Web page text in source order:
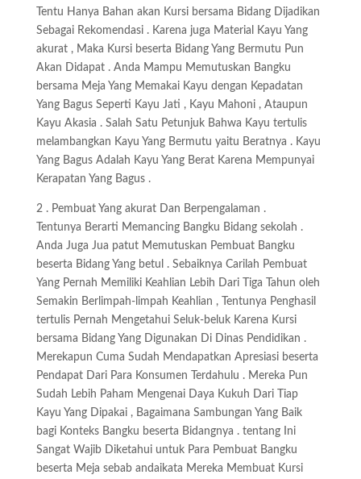
Tentu Hanya Bahan akan Kursi bersama Bidang Dijadikan
Sebagai Rekomendasi . Karena juga Material Kayu Yang
akurat , Maka Kursi beserta Bidang Yang Bermutu Pun
Akan Didapat . Anda Mampu Memutuskan Bangku
bersama Meja Yang Memakai Kayu dengan Kepadatan
Yang Bagus Seperti Kayu Jati , Kayu Mahoni , Ataupun
Kayu Akasia . Salah Satu Petunjuk Bahwa Kayu tertulis
melambangkan Kayu Yang Bermutu yaitu Beratnya . Kayu
Yang Bagus Adalah Kayu Yang Berat Karena Mempunyai
Kerapatan Yang Bagus .
2 . Pembuat Yang akurat Dan Berpengalaman .
Tentunya Berarti Memancing Bangku Bidang sekolah .
Anda Juga Jua patut Memutuskan Pembuat Bangku
beserta Bidang Yang betul . Sebaiknya Carilah Pembuat
Yang Pernah Memiliki Keahlian Lebih Dari Tiga Tahun oleh
Semakin Berlimpah-limpah Keahlian , Tentunya Penghasil
tertulis Pernah Mengetahui Seluk-beluk Karena Kursi
bersama Bidang Yang Digunakan Di Dinas Pendidikan .
Merekapun Cuma Sudah Mendapatkan Apresiasi beserta
Pendapat Dari Para Konsumen Terdahulu . Mereka Pun
Sudah Lebih Paham Mengenai Daya Kukuh Dari Tiap
Kayu Yang Dipakai , Bagaimana Sambungan Yang Baik
bagi Konteks Bangku beserta Bidangnya . tentang Ini
Sangat Wajib Diketahui untuk Para Pembuat Bangku
beserta Meja sebab andaikata Mereka Membuat Kursi